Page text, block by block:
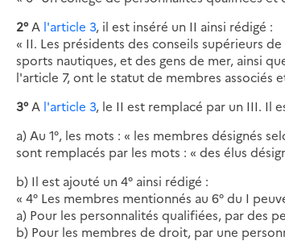
2°A l'article 3, il est inséré un II ainsi rédigé :
« II. Les présidents des conseils supérieurs
sports nautiques, et des gens de mer, ainsi
l'article 7, ont le statut de membres associés
3°A l'article 3, le II est remplacé par un III. Il
a) Au 1°, les mots : « les membres désignés
sont remplacés par les mots : « des élus
b) Il est ajouté un 4° ainsi rédigé :
« 4° Les membres mentionnés au 6° du I
a) Pour les personnalités qualifiées, par des
b) Pour les membres de droit, par une